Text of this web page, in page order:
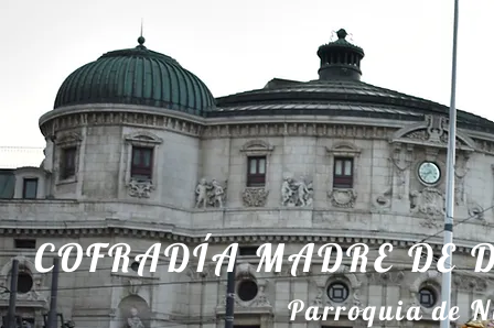
COFRADÍA MADRE DE
Parroquia de